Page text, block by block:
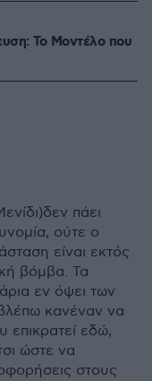
Το Mοντέλο που
πάει
ούτε ο
είναι εκτός
βόμβα. Τα
εν όψει των
κανέναν να
επικρατεί εδώ,
ώστε να
στους